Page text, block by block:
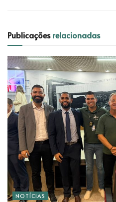
Publicaçõesrelacionadas
NOTÍCIAS